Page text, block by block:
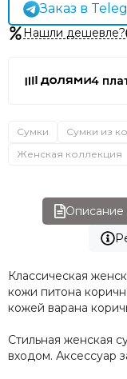
Заказ в
Нашли дешевле?
4
Сумки Сумки из
Женская коллекция
Описание
Классическая
кожи питона
кожей варана
Стильная женская
входом. Аксессуар